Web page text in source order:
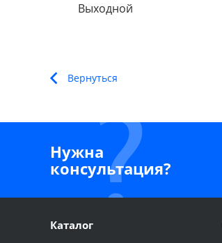
Выходной
Вернуться
Нужна
консультация?
Каталог